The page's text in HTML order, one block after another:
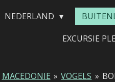
NEDERLAND
EXCURSIE
MACEDONIE » VOGELS »